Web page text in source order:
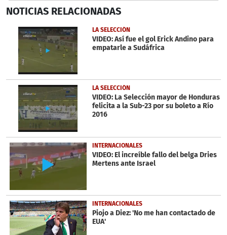
seconds
minutes,
seconds
NOTICIAS RELACIONADAS
LA SELECCIÓN
VIDEO: Así fue el gol Erick Andino para
empatarle a Sudáfrica
LA SELECCIÓN
VIDEO: La Selección mayor de Honduras
felicita a la Sub-23 por su boleto a Río
2016
INTERNACIONALES
VIDEO: El increíble fallo del belga Dries
Mertens ante Israel
INTERNACIONALES
Piojo a Diez: 'No me han contactado de
EUA'